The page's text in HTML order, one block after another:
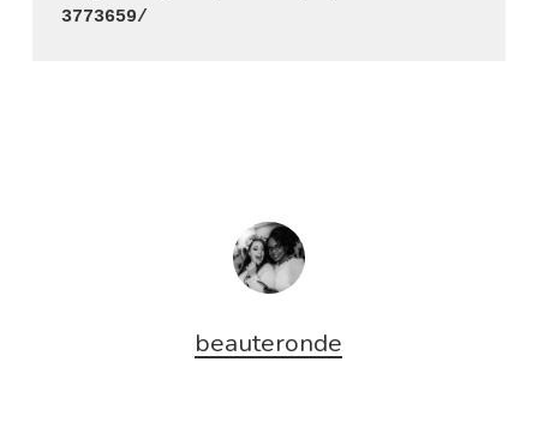
3773659/
beauteronde